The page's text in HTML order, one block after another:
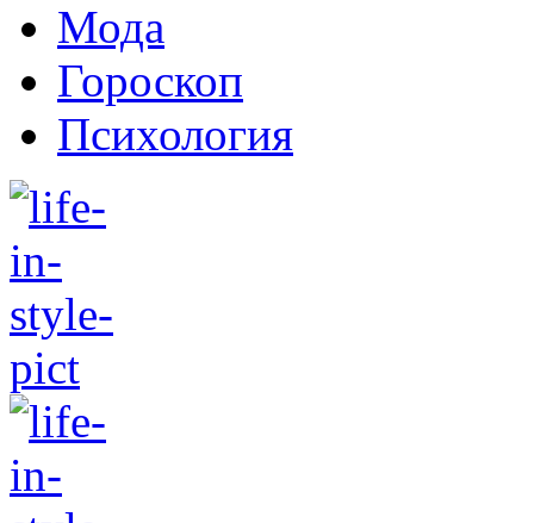
Мода
Гороскоп
Психология